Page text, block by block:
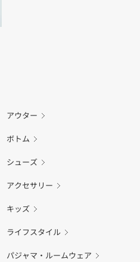
アウター
ボトム
シューズ
アクセサリー
キッズ
ライフスタイル
パジャマ・ルームウェア